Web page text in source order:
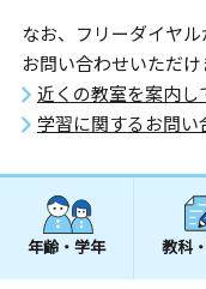
なお、フリーダイヤ
お問い合わせいただけ
近くの教室を案内し
学習に関するお問い
年齢・学年 教科